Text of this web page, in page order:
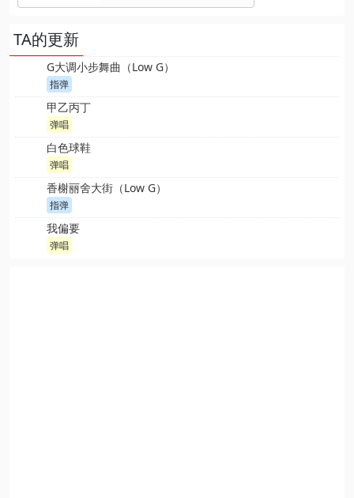
TA的更新
G大调小步舞曲（Low G）
指弹
甲乙丙丁
弹唱
白色球鞋
弹唱
香榭丽舍大街（Low G）
指弹
我偏要
弹唱